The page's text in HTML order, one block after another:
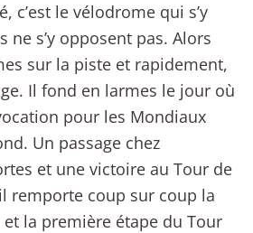
c’est le vélodrome qui s’y
ne s’y opposent pas. Alors
sur la piste et rapidement,
Il fond en larmes le jour où
pour les Mondiaux
Un passage chez
et une victoire au Tour de
remporte coup sur coup la
et la première étape du Tour